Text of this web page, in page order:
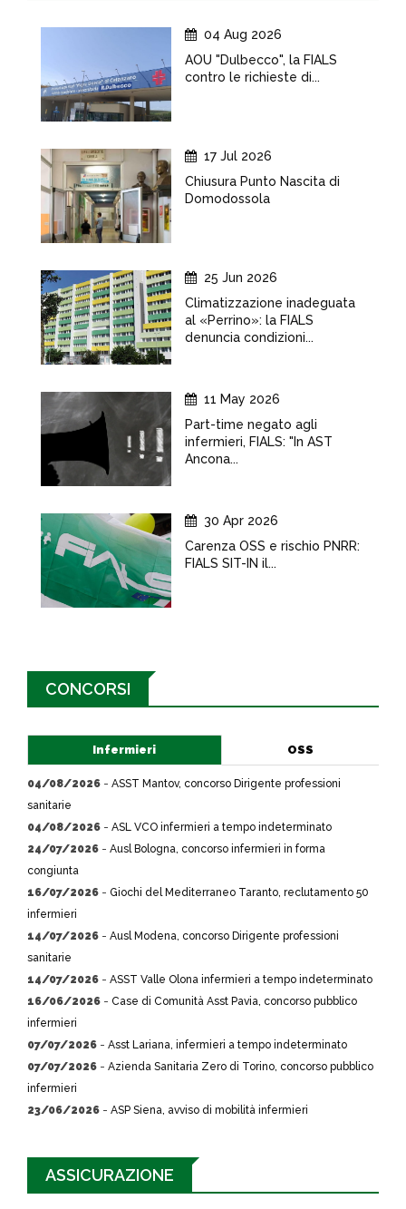
04 Aug 2026
AOU "Dulbecco", la FIALS
contro le richieste di...
17 Jul 2026
Chiusura Punto Nascita di
Domodossola
25 Jun 2026
Climatizzazione inadeguata
al «Perrino»: la FIALS
denuncia condizioni...
11 May 2026
Part-time negato agli
infermieri, FIALS: "In AST
Ancona...
30 Apr 2026
Carenza OSS e rischio PNRR:
FIALS SIT-IN il...
CONCORSI
Infermieri OSS
04/08/2026 - ASST Mantov, concorso Dirigente professioni
sanitarie
04/08/2026 - ASL VCO infermieri a tempo indeterminato
24/07/2026 - Ausl Bologna, concorso infermieri in forma
congiunta
16/07/2026 - Giochi del Mediterraneo Taranto, reclutamento 50
infermieri
14/07/2026 - Ausl Modena, concorso Dirigente professioni
sanitarie
14/07/2026 - ASST Valle Olona infermieri a tempo indeterminato
16/06/2026 - Case di Comunità Asst Pavia, concorso pubblico
infermieri
07/07/2026 - Asst Lariana, infermieri a tempo indeterminato
07/07/2026 - Azienda Sanitaria Zero di Torino, concorso pubblico
infermieri
23/06/2026 - ASP Siena, avviso di mobilità infermieri
ASSICURAZIONE